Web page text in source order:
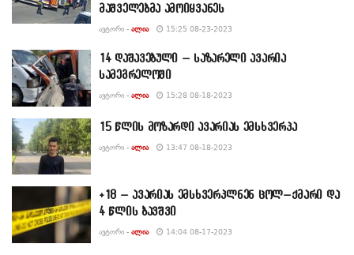
მაშველებმა ამოიყვანეს
ᲐᲕᲢᲝᲠᲘ - ᲐᲚᲘᲐ 15:25 08-23-2023
14 დაშავებული – საზარელი ავარია
სამეგრელოში
ᲐᲕᲢᲝᲠᲘ - ᲐᲚᲘᲐ 15:28 08-18-2023
15 წლის მოზარდი ავარიას ემსხვერპა
ᲐᲕᲢᲝᲠᲘ - ᲐᲚᲘᲐ 13:47 08-18-2023
+18 – ავარიას ემსხვერპლნენ ცოლ–ქმარი და
4 წლის ბავშვი
ᲐᲕᲢᲝᲠᲘ - ᲐᲚᲘᲐ 14:04 08-17-2023